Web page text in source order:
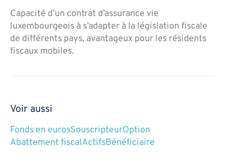
Capacité d’un contrat d’assurance vie
luxembourgeois à s’adapter à la législation fiscale
de différents pays, avantageux pour les résidents
fiscaux mobiles.
Voir aussi
Fonds en eurosSouscripteurOption
Abattement fiscalActifsBénéficiaire